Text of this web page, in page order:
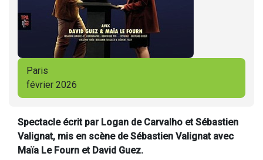
Paris
février 2026
Spectacle écrit par Logan de Carvalho et Sébastien
Valignat, mis en scène de Sébastien Valignat avec
Maïa Le Fourn et David Guez.